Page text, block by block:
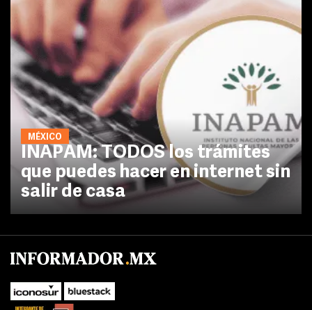
MÉXICO
INAPAM: TODOS los trámites
que puedes hacer en internet sin
salir de casa